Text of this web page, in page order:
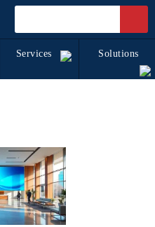
Services Solutions